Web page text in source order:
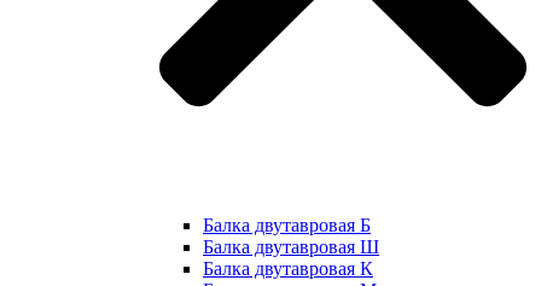
Балка двутавровая Б
Балка двутавровая Ш
Балка двутавровая К